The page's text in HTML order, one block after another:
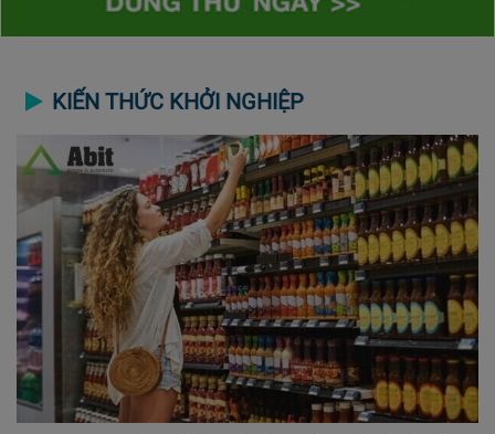
KIẾN THỨC KHỞI NGHIỆP